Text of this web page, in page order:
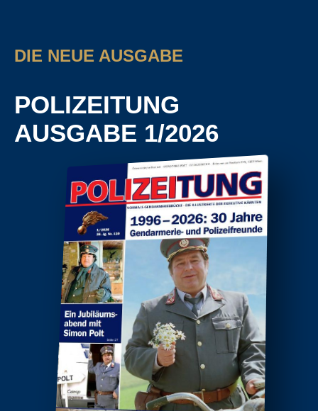
DIE NEUE AUSGABE
POLIZEITUNG
AUSGABE 1/2026